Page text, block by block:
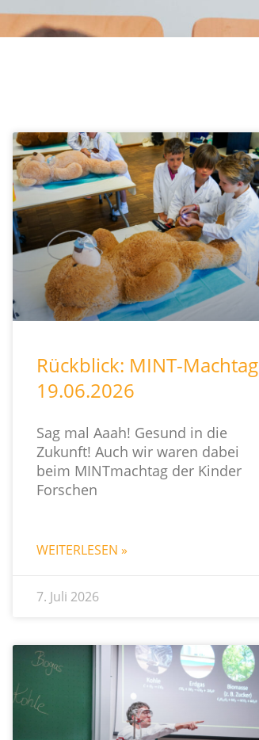
Rückblick: MINT-Machtag
19.06.2026
Sag mal Aaah! Gesund in die
Zukunft! Auch wir waren dabei
beim MINTmachtag der Kinder
Forschen
WEITERLESEN »
7. Juli 2026